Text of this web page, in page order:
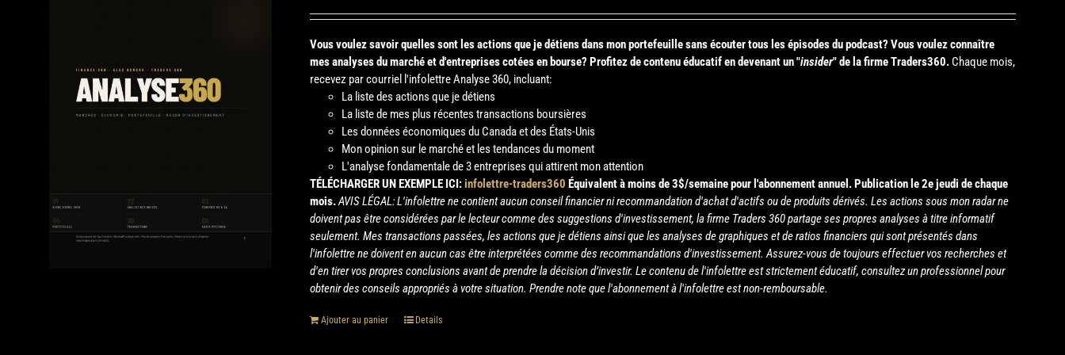
Vous voulez savoir quelles sont les actions que je détiens dans mon portefeuille sans écouter tous les épisodes du podcast? Vous voulez connaître
mes analyses du marché et d'entreprises cotées en bourse? Profitez de contenu éducatif en devenant un "insider" de la firme Traders360. Chaque mois,
recevez par courriel l'infolettre Analyse 360, incluant:
La liste des actions que je détiens
La liste de mes plus récentes transactions boursières
Les données économiques du Canada et des États-Unis
Mon opinion sur le marché et les tendances du moment
L'analyse fondamentale de 3 entreprises qui attirent mon attention
TÉLÉCHARGER UN EXEMPLE ICI:infolettre-traders360 Équivalent à moins de 3$/semaine pour l'abonnement annuel.Publication le 2e jeudi de chaque
mois.AVIS LÉGAL: L'infolettre ne contient aucun conseil financier ni recommandation d'achat d'actifs ou de produits dérivés. Les actions sous mon radar ne
doivent pas être considérées par le lecteur comme des suggestions d'investissement, la firme Traders 360 partage ses propres analyses à titre informatif
seulement. Mes transactions passées, les actions que je détiens ainsi que les analyses de graphiques et de ratios financiers qui sont présentés dans
l'infolettre ne doivent en aucun cas être interprétées comme des recommandations d'investissement. Assurez-vous de toujours effectuer vos recherches et
d'en tirer vos propres conclusions avant de prendre la décision d’investir. Le contenu de l'infolettre est strictement éducatif, consultez un professionnel pour
obtenir des conseils appropriés à votre situation. Prendre note que l'abonnement à l'infolettre est non-remboursable.
Ajouter au panier Details